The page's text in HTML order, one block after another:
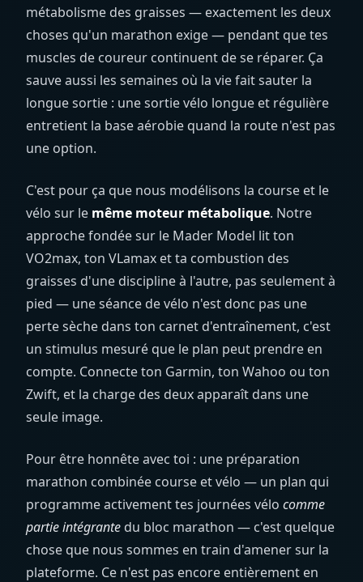
métabolisme des graisses — exactement les deux
choses qu'un marathon exige — pendant que tes
muscles de coureur continuent de se réparer. Ça
sauve aussi les semaines où la vie fait sauter la
longue sortie : une sortie vélo longue et régulière
entretient la base aérobie quand la route n'est pas
une option.
C'est pour ça que nous modélisons la course et le
vélo sur le même moteur métabolique. Notre
approche fondée sur le Mader Model lit ton
VO2max, ton VLamax et ta combustion des
graisses d'une discipline à l'autre, pas seulement à
pied — une séance de vélo n'est donc pas une
perte sèche dans ton carnet d'entraînement, c'est
un stimulus mesuré que le plan peut prendre en
compte. Connecte ton Garmin, ton Wahoo ou ton
Zwift, et la charge des deux apparaît dans une
seule image.
Pour être honnête avec toi : une préparation
marathon combinée course et vélo — un plan qui
programme activement tes journées vélo comme
partie intégrante du bloc marathon — c'est quelque
chose que nous sommes en train d'amener sur la
plateforme. Ce n'est pas encore entièrement en